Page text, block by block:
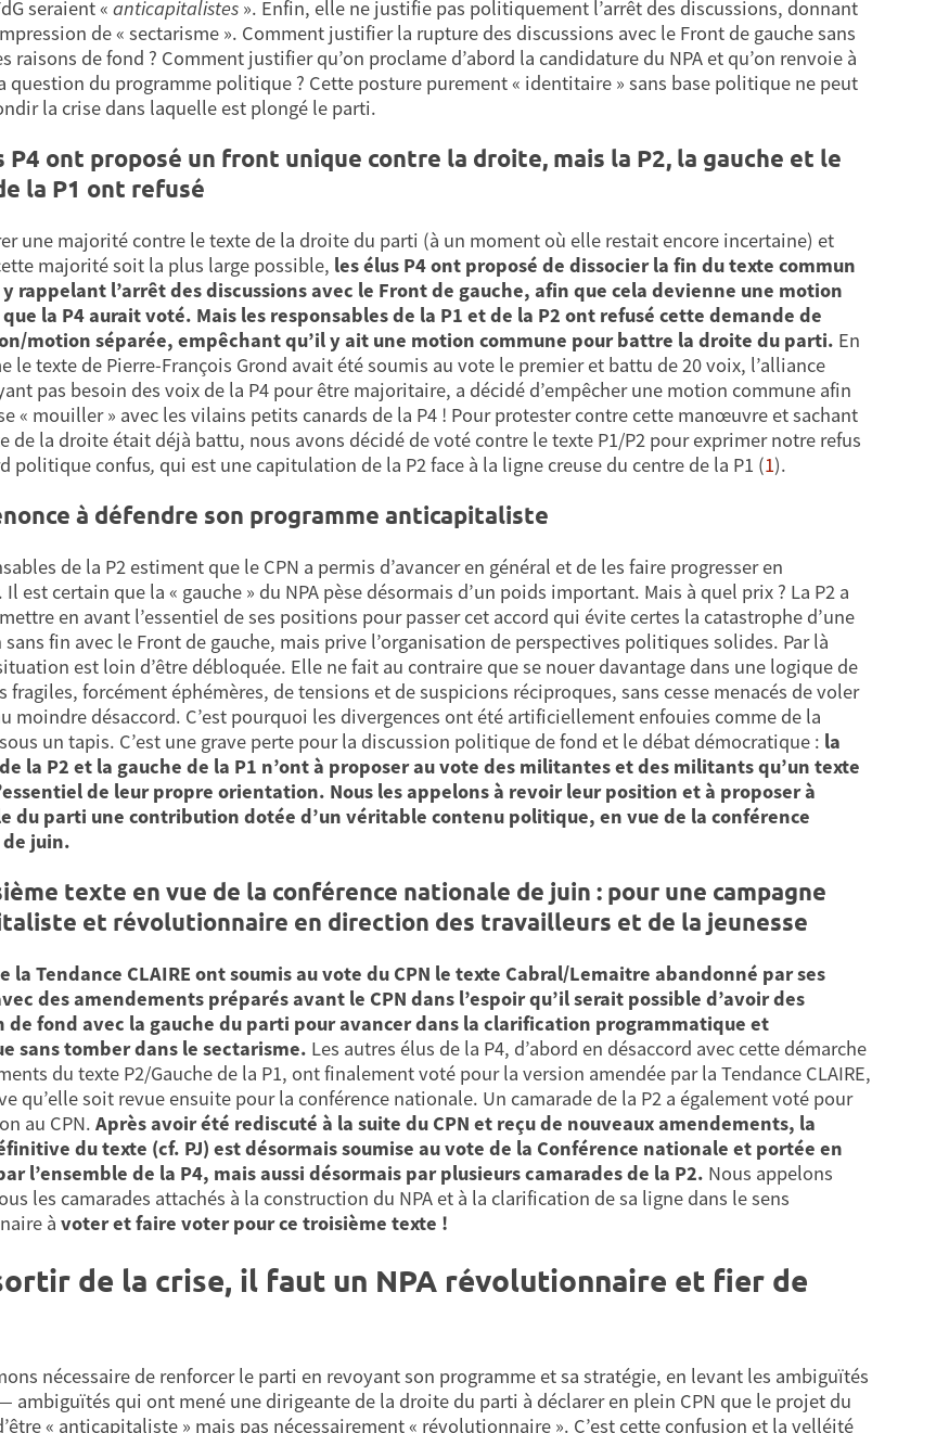
seraient « anticapitalistes ». Enfin, elle ne justifie pas politiquement l’arrêt des discussions, donnant
de « sectarisme ». Comment justifier la rupture des discussions avec le Front de gauche sans
raisons de fond ? Comment justifier qu’on proclame d’abord la candidature du NPA et qu’on renvoie à
question du programme politique ? Cette posture purement « identitaire » sans base politique ne peut
la crise dans laquelle est plongé le parti.
P4 ont proposé un front unique contre la droite, mais la P2, la gauche et le
la P1 ont refusé
une majorité contre le texte de la droite du parti (à un moment où elle restait encore incertaine) et
majorité soit la plus large possible, les élus P4 ont proposé de dissocier la fin du texte commun
y rappelant l’arrêt des discussions avec le Front de gauche, afin que cela devienne une motion
la P4 aurait voté. Mais les responsables de la P1 et de la P2 ont refusé cette demande de
motion séparée, empêchant qu’il y ait une motion commune pour battre la droite du parti. En
le texte de Pierre-François Grond avait été soumis au vote le premier et battu de 20 voix, l’alliance
pas besoin des voix de la P4 pour être majoritaire, a décidé d’empêcher une motion commune afin
« mouiller » avec les vilains petits canards de la P4 ! Pour protester contre cette manœuvre et sachant
de la droite était déjà battu, nous avons décidé de voté contre le texte P1/P2 pour exprimer notre refus
politique confus, qui est une capitulation de la P2 face à la ligne creuse du centre de la P1 (1).
à défendre son programme anticapitaliste
de la P2 estiment que le CPN a permis d’avancer en général et de les faire progresser en
est certain que la « gauche » du NPA pèse désormais d’un poids important. Mais à quel prix ? La P2 a
en avant l’essentiel de ses positions pour passer cet accord qui évite certes la catastrophe d’une
fin avec le Front de gauche, mais prive l’organisation de perspectives politiques solides. Par là
est loin d’être débloquée. Elle ne fait au contraire que se nouer davantage dans une logique de
fragiles, forcément éphémères, de tensions et de suspicions réciproques, sans cesse menacés de voler
moindre désaccord. C’est pourquoi les divergences ont été artificiellement enfouies comme de la
un tapis. C’est une grave perte pour la discussion politique de fond et le débat démocratique : la
la P2 et la gauche de la P1 n’ont à proposer au vote des militantes et des militants qu’un texte
de leur propre orientation. Nous les appelons à revoir leur position et à proposer à
du parti une contribution dotée d’un véritable contenu politique, en vue de la conférence
juin.
texte en vue de la conférence nationale de juin : pour une campagne
et révolutionnaire en direction des travailleurs et de la jeunesse
la Tendance CLAIRE ont soumis au vote du CPN le texte Cabral/Lemaitre abandonné par ses
des amendements préparés avant le CPN dans l’espoir qu’il serait possible d’avoir des
de fond avec la gauche du parti pour avancer dans la clarification programmatique et
sans tomber dans le sectarisme. Les autres élus de la P4, d’abord en désaccord avec cette démarche
du texte P2/Gauche de la P1, ont finalement voté pour la version amendée par la Tendance CLAIRE,
qu’elle soit revue ensuite pour la conférence nationale. Un camarade de la P2 a également voté pour
au CPN. Après avoir été rediscuté à la suite du CPN et reçu de nouveaux amendements, la
du texte (cf. PJ) est désormais soumise au vote de la Conférence nationale et portée en
l’ensemble de la P4, mais aussi désormais par plusieurs camarades de la P2. Nous appelons
les camarades attachés à la construction du NPA et à la clarification de sa ligne dans le sens
à voter et faire voter pour ce troisième texte !
de la crise, il faut un NPA révolutionnaire et fier de
nécessaire de renforcer le parti en revoyant son programme et sa stratégie, en levant les ambiguïtés
ambiguïtés qui ont mené une dirigeante de la droite du parti à déclarer en plein CPN que le projet du
« anticapitaliste » mais pas nécessairement « révolutionnaire ». C’est cette confusion et la velléité